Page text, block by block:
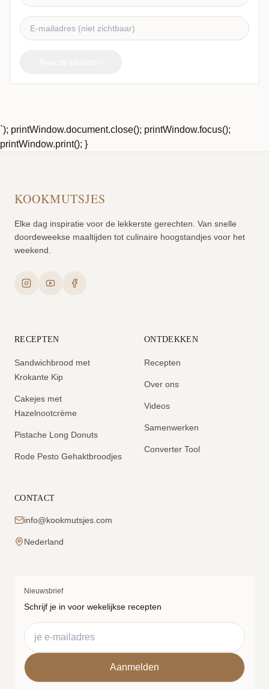
`); printWindow.document.close(); printWindow.focus();
printWindow.print(); }
KOOKMUTSJES
Elke dag inspiratie voor de lekkerste gerechten. Van snelle
doordeweekse maaltijden tot culinaire hoogstandjes voor het
weekend.
RECEPTEN
Sandwichbrood met
Krokante Kip
Cakejes met
Hazelnootcrème
Pistache Long Donuts
Rode Pesto Gehaktbroodjes
ONTDEKKEN
Recepten
Over ons
Videos
Samenwerken
Converter Tool
CONTACT
info@kookmutsjes.com
Nederland
Nieuwsbrief
Schrijf je in voor wekelijkse recepten